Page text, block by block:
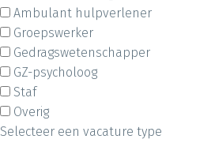
Ambulant hulpverlener
Groepswerker
Gedragswetenschapper
GZ-psycholoog
Staf
Overig
Selecteer een vacature type